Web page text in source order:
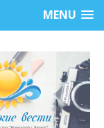
MENU